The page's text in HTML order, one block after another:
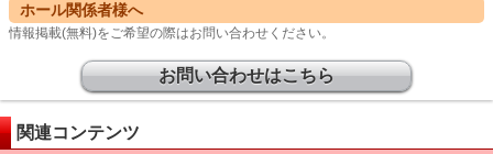
ホール関係者様へ
情報掲載(無料)をご希望の際はお問い合わせください。
お問い合わせはこちら
関連コンテンツ